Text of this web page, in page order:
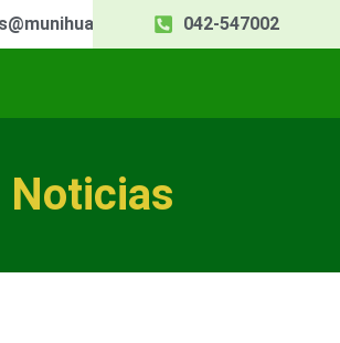
042-547002
Noticias